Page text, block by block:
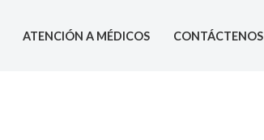
ATENCIÓN A MÉDICOS CONTÁCTENOS